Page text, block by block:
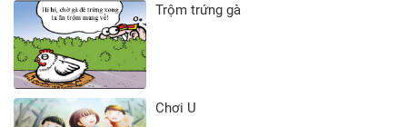
Trộm trứng gà
Chơi U